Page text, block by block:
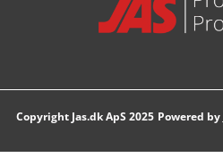
Copyright Jas.dk ApS 2025 Powered by